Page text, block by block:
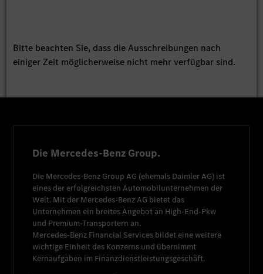
Bitte beachten Sie, dass die Ausschreibungen nach
einiger Zeit möglicherweise nicht mehr verfügbar sind.
Die Mercedes-Benz Group.
Die Mercedes-Benz Group AG (ehemals Daimler AG) ist
eines der erfolgreichsten Automobilunternehmen der
Welt. Mit der Mercedes-Benz AG bietet das
Unternehmen ein breites Angebot an High-End-Pkw
und Premium-Transportern an.
Mercedes-Benz Financial Services bildet eine weitere
wichtige Einheit des Konzerns und übernimmt
Kernaufgaben im Finanzdienstleistungsgeschäft.